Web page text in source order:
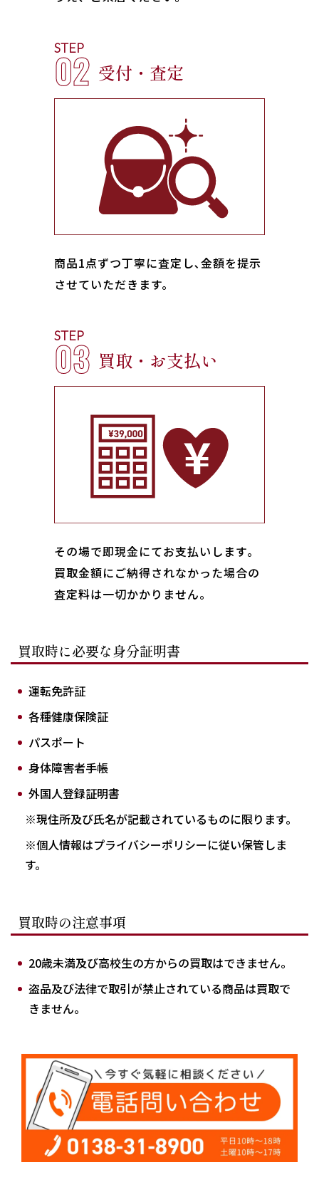
STEP
02 受付・査定
商品1点ずつ丁寧に査定し､金額を提示
させていただきます。
STEP
03 買取・お支払い
その場で即現金にてお支払いします｡
買取金額にご納得されなかった場合の
査定料は一切かかりません。
買取時に必要な身分証明書
運転免許証
各種健康保険証
パスポート
身体障害者手帳
外国人登録証明書
※現住所及び氏名が記載されているものに限ります。
※個人情報はプライバシーポリシーに従い保管しま
す。
買取時の注意事項
20歳未満及び高校生の方からの買取はできません。
盗品及び法律で取引が禁止されている商品は買取で
きません。